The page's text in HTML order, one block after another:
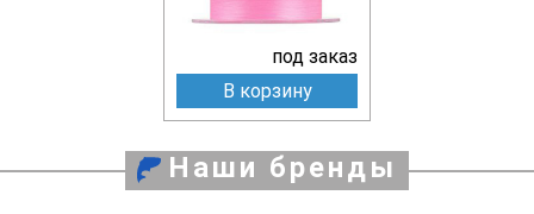
под заказ
В корзину
Наши бренды